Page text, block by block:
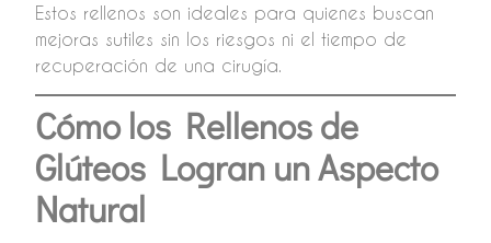
Estos rellenos son ideales para quienes buscan
mejoras sutiles sin los riesgos ni el tiempo de
recuperación de una cirugía.
Cómo los Rellenos de
Glúteos Logran un Aspecto
Natural